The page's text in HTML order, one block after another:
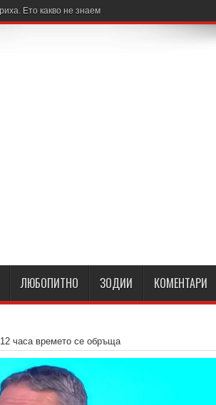
Ето какво не знаем
ЛЮБОПИТНО ЗОДИИ КОМЕНТАРИ
часа времето се обръща